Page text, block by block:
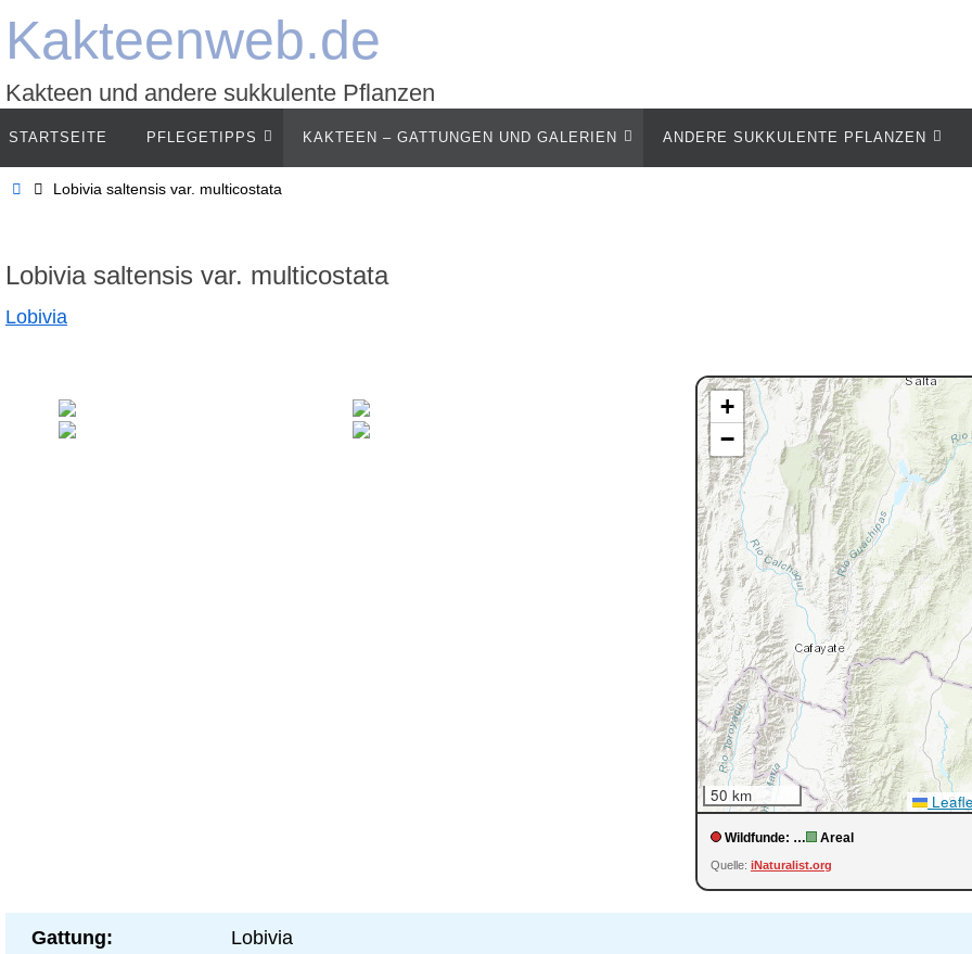
Zum
Inhalt
springen
Kakteenweb.de
Kakteen und andere sukkulente Pflanzen
Inhalt
STARTSEITE PFLEGETIPPS KAKTEEN – GATTUNGEN UND GALERIEN ANDERE SUKKULENTE PFLANZEN
StartLobivia saltensis var. multicostata
Lobivia saltensis var. multicostata
Lobivia
+
−
50 km
Wildfunde: … Areal
Quelle: iNaturalist.org
Gattung: Lobivia